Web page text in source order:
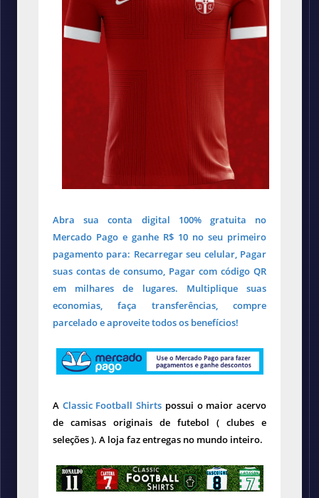
Abra sua conta digital 100% gratuita no
Mercado Pago e ganhe R$ 10 no seu primeiro
pagamento para: Recarregar seu celular, Pagar
suas contas de consumo, Pagar com código QR
em milhares de lugares. Multiplique suas
economias, faça transferências, compre
parcelado e aproveite todos os benefícios!
A Classic Football Shirts possui o maior acervo
de camisas originais de futebol ( clubes e
seleções ). A loja faz entregas no mundo inteiro.